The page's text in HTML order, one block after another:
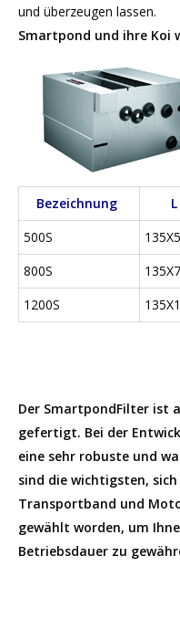
und überzeugen lassen.
Smartpond und ihre Koi
Bezeichnung
500S
800S
1200S
Der SmartpondFilter ist
gefertigt. Bei der
eine sehr robuste und
sind die wichtigsten,
Transportband und
gewählt worden, um
Betriebsdauer zu